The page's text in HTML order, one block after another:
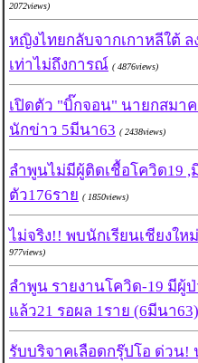
2072views)
หญิงไทยกลับจากเกาหลีใต้ ล
เท่าไม่ถึงการณ์ ( 4876views)
เปิดตัว "บิ๊กจอน" นายกสมา
นักข่าว 5มีนา63 ( 2438views)
ลำพูนไม่มีผู้ติดเชื้อโควิด19 ,
ตัว176ราย ( 1850views)
ไม่จริง!! พบนักเรียนเชียงให
977views)
ลำพูน รายงานโควิด-19 มีผู้
แล้ว21 รอผล 1ราย (6มีนา63)
รับบริจาคเลือดกรุ๊ปโอ ด่วน